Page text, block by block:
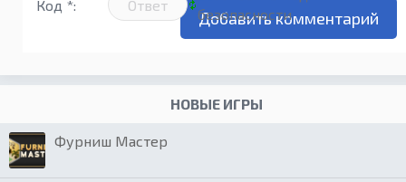
Код *:
НОВЫЕ ИГРЫ
Фурниш Мастер